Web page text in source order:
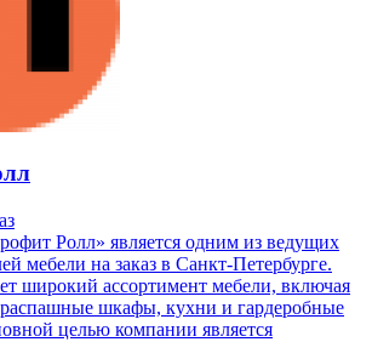
Ролл» является одним из ведущих
мебели на заказ в Санкт-Петербурге.
широкий ассортимент мебели, включая
шкафы, кухни и гардеробные
целью компании является